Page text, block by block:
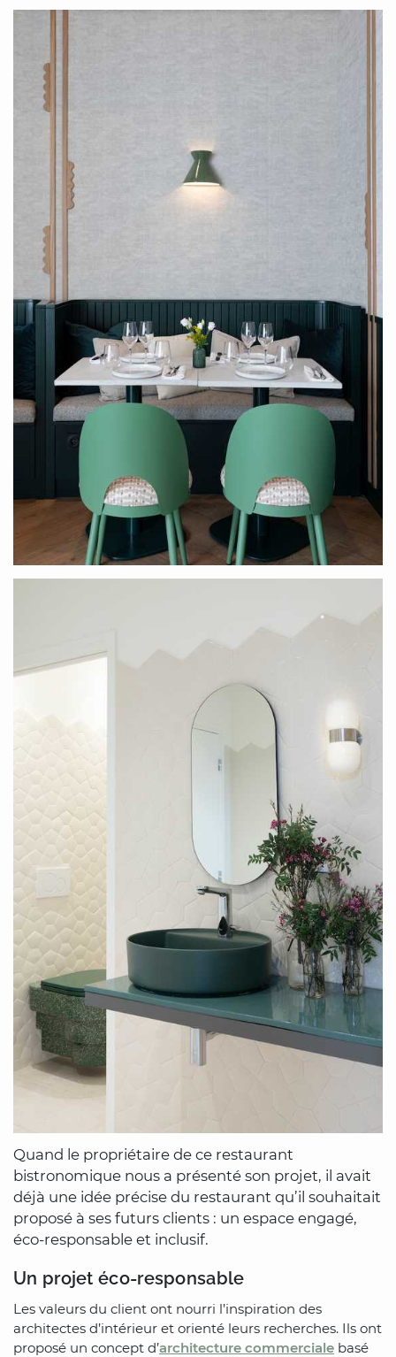
Quand le propriétaire de ce restaurant
bistronomique nous a présenté son projet, il avait
déjà une idée précise du restaurant qu’il souhaitait
proposé à ses futurs clients : un espace engagé,
éco-responsable et inclusif.
Un projet éco-responsable
Les valeurs du client ont nourri l’inspiration des
architectes d’intérieur et orienté leurs recherches. Ils ont
proposé un concept d’architecture commerciale basé